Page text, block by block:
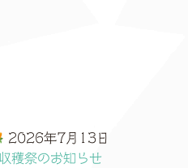
2026年7月13日
穫祭のお知らせ